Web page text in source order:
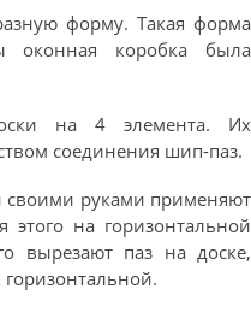
форму. Такая форма
оконная коробка была
на 4 элемента. Их
соединения шип-паз.
своими руками применяют
этого на горизонтальной
вырезают паз на доске,
горизонтальной.